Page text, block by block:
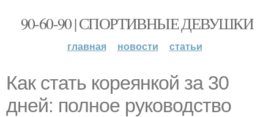
90-60-90 | СПОРТИВНЫЕ ДЕВУШКИ
главная новости статьи
Как стать кореянкой за 30
дней: полное руководство